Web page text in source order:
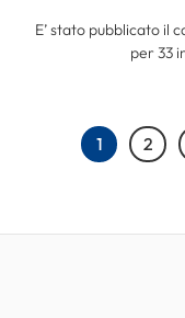
E’ stato pubblicato il
per 33
1 2